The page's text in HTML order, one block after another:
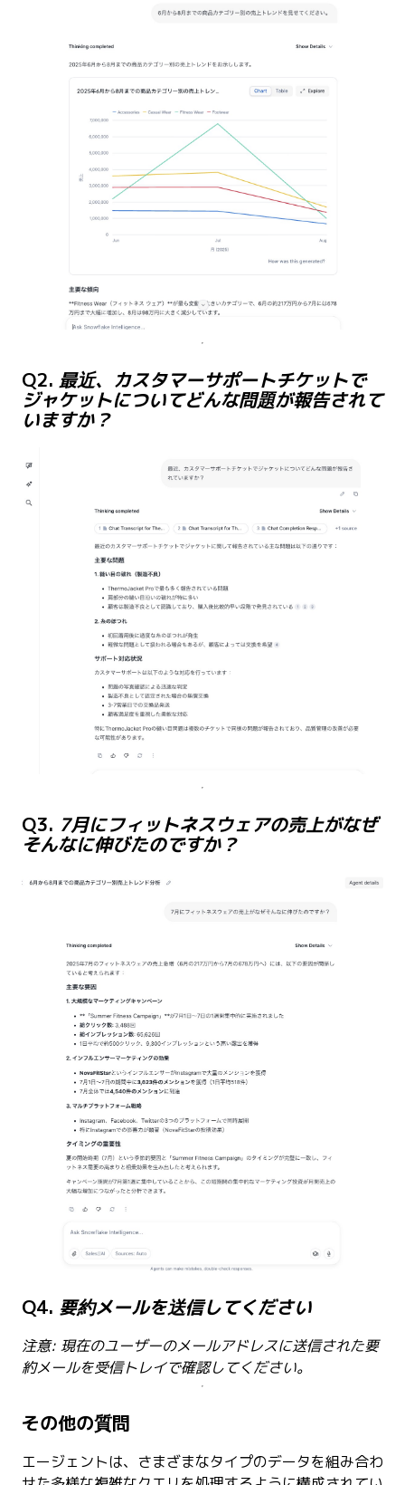
Q2. 最近、カスタマーサポートチケットで
ジャケットについてどんな問題が報告されて
いますか？
Q3. 7月にフィットネスウェアの売上がなぜ
そんなに伸びたのですか？
Q4. 要約メールを送信してください
注意: 現在のユーザーのメールアドレスに送信された要
約メールを受信トレイで確認してください。
その他の質問
エージェントは、さまざまなタイプのデータを組み合わ